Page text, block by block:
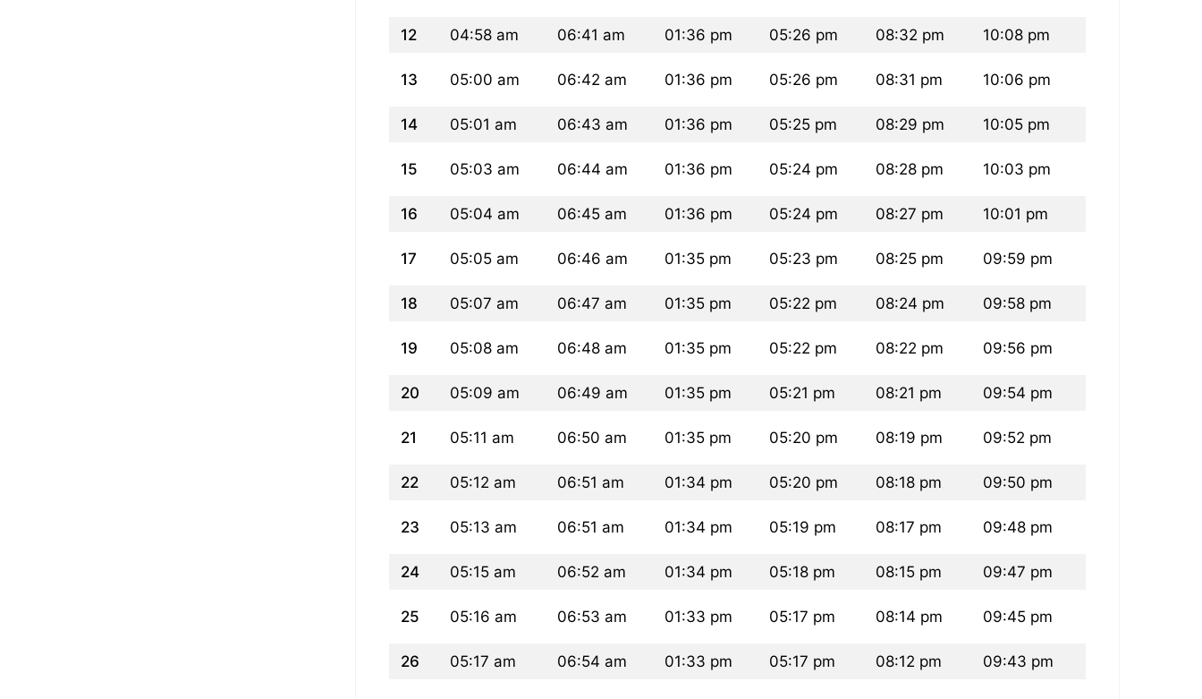
12 04:58 am 06:41 am 01:36 pm 05:26 pm 08:32 pm 10:08 pm
13 05:00 am 06:42 am 01:36 pm 05:26 pm 08:31 pm 10:06 pm
14 05:01 am 06:43 am 01:36 pm 05:25 pm 08:29 pm 10:05 pm
15 05:03 am 06:44 am 01:36 pm 05:24 pm 08:28 pm 10:03 pm
16 05:04 am 06:45 am 01:36 pm 05:24 pm 08:27 pm 10:01 pm
17 05:05 am 06:46 am 01:35 pm 05:23 pm 08:25 pm 09:59 pm
18 05:07 am 06:47 am 01:35 pm 05:22 pm 08:24 pm 09:58 pm
19 05:08 am 06:48 am 01:35 pm 05:22 pm 08:22 pm 09:56 pm
20 05:09 am 06:49 am 01:35 pm 05:21 pm 08:21 pm 09:54 pm
21 05:11 am 06:50 am 01:35 pm 05:20 pm 08:19 pm 09:52 pm
22 05:12 am 06:51 am 01:34 pm 05:20 pm 08:18 pm 09:50 pm
23 05:13 am 06:51 am 01:34 pm 05:19 pm 08:17 pm 09:48 pm
24 05:15 am 06:52 am 01:34 pm 05:18 pm 08:15 pm 09:47 pm
25 05:16 am 06:53 am 01:33 pm 05:17 pm 08:14 pm 09:45 pm
26 05:17 am 06:54 am 01:33 pm 05:17 pm 08:12 pm 09:43 pm